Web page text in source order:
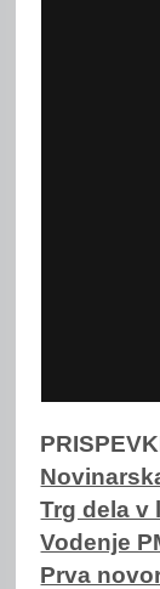
Trg dela v
Vodenje
Prva